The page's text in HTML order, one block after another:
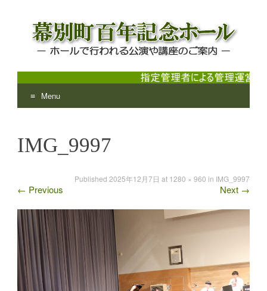
幕別町百年記念ホール
ホールで行われる公演や講座のご案内
Menu
content
IMG_9997
Published 2025年12月7日 at 1280 × 960 in IMG_9997
← Previous Next →